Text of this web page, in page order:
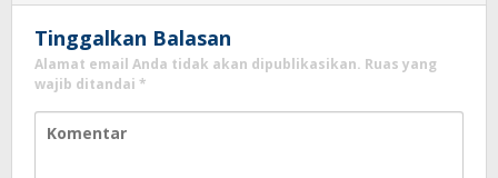
Tinggalkan Balasan
Alamat email Anda tidak akan dipublikasikan. Ruas yang
wajib ditandai *